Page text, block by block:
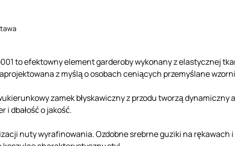
to efektowny element garderoby wykonany z elastycznej
z myślą o osobach ceniących przemyślane
zamek błyskawiczny z przodu tworzą
dbałość o jakość.
nuty wyrafinowania. Ozdobne srebrne guziki na